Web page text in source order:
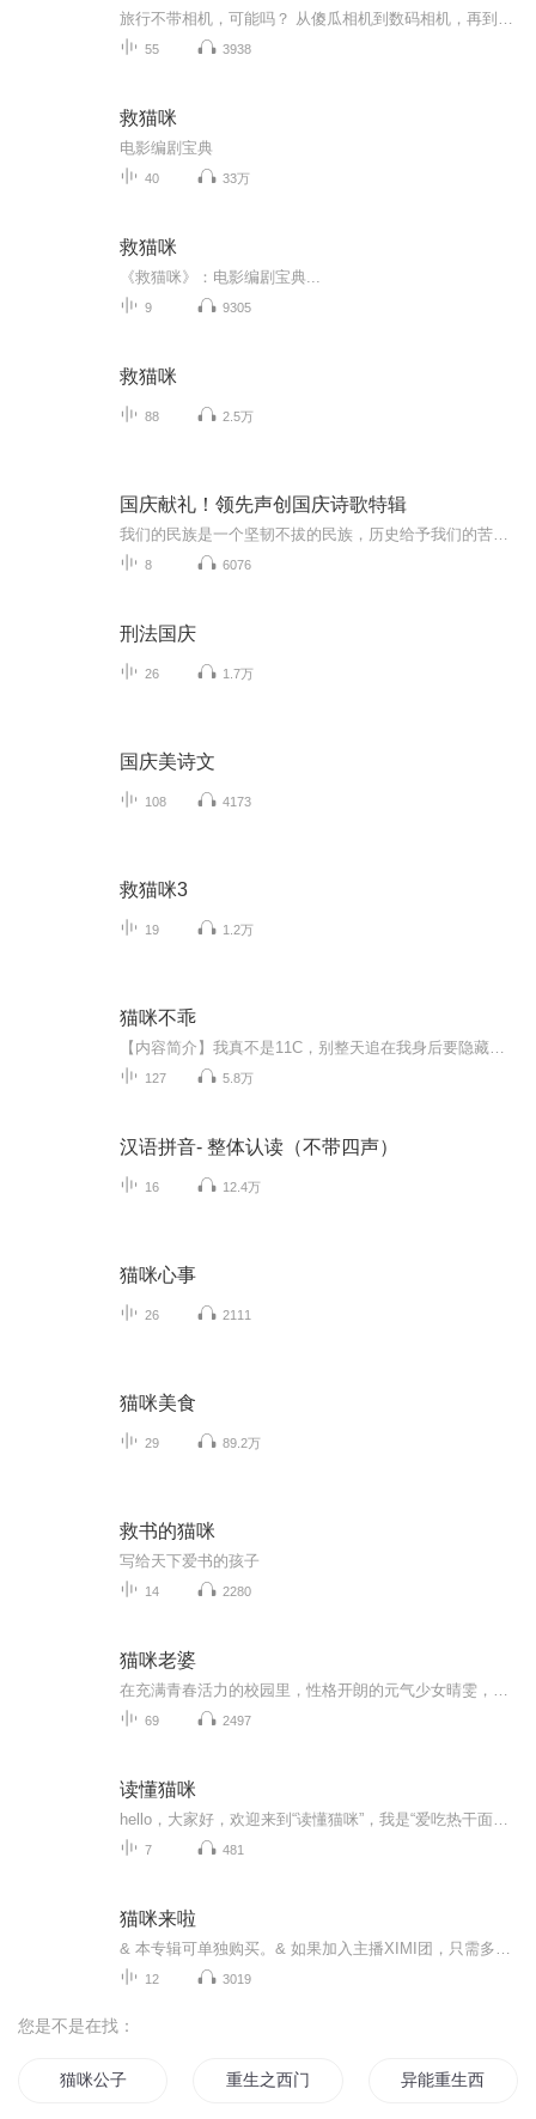
55 3938
救猫咪
电影编剧宝典
40 33万
救猫咪
《救猫咪》：电影编剧宝典...
9 9305
救猫咪
88 2.5万
国庆献礼！领先声创国庆诗歌特辑
8 6076
刑法国庆
26 1.7万
国庆美诗文
108 4173
救猫咪3
19 1.2万
猫咪不乖
127 5.8万
汉语拼音- 整体认读（不带四声）
16 12.4万
猫咪心事
26 2111
猫咪美食
29 89.2万
救书的猫咪
写给天下爱书的孩子
14 2280
猫咪老婆
69 2497
读懂猫咪
7 481
猫咪来啦
12 3019
您是不是在找：
猫咪公子 重生之西门庆 异能重生西门庆